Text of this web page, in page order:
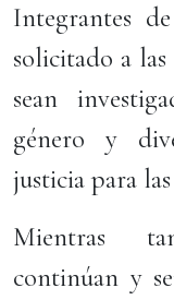
Integrantes
solicitado a las
sean
género y
justicia para
Mientras
continúan y